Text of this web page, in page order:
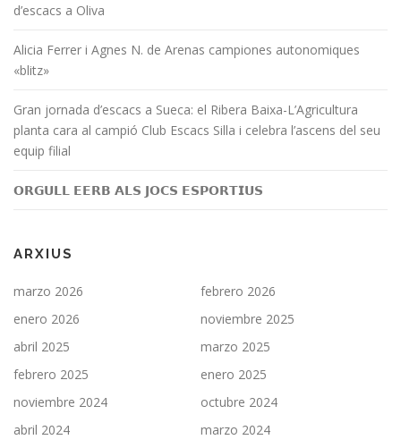
d’escacs a Oliva
Alicia Ferrer i Agnes N. de Arenas campiones autonomiques
«blitz»
Gran jornada d’escacs a Sueca: el Ribera Baixa-L’Agricultura
planta cara al campió Club Escacs Silla i celebra l’ascens del seu
equip filial
𝗢𝗥𝗚𝗨𝗟𝗟 𝗘𝗘𝗥𝗕 𝗔𝗟𝗦 𝗝𝗢𝗖𝗦 𝗘𝗦𝗣𝗢𝗥𝗧𝗜𝗨𝗦
ARXIUS
marzo 2026
febrero 2026
enero 2026
noviembre 2025
abril 2025
marzo 2025
febrero 2025
enero 2025
noviembre 2024
octubre 2024
abril 2024
marzo 2024